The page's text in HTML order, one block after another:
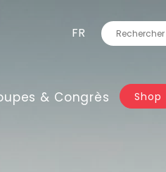
FR
& Congrès Shop